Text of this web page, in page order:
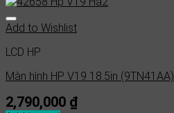
Add to Wishlist
LCD HP
Màn hình HP V19 18.5in (9TN41AA)
2,790,000 ₫